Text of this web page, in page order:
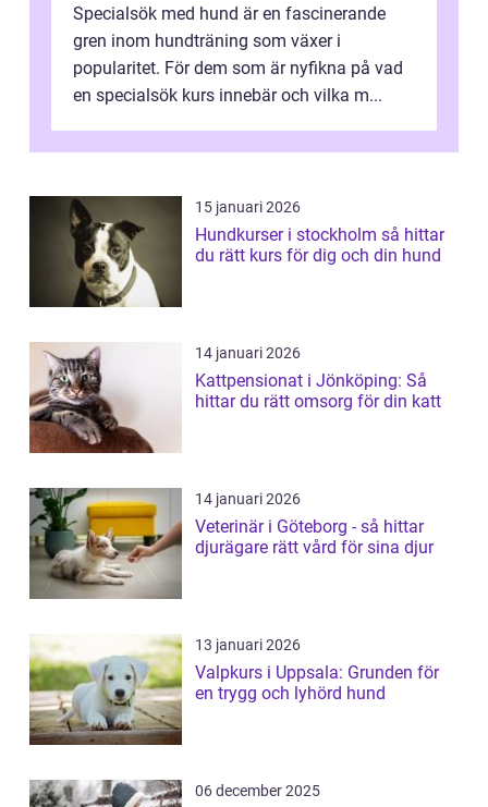
Specialsök med hund är en fascinerande
gren inom hundträning som växer i
popularitet. För dem som är nyfikna på vad
en specialsök kurs innebär och vilka m...
15 januari 2026
Hundkurser i stockholm så hittar
du rätt kurs för dig och din hund
14 januari 2026
Kattpensionat i Jönköping: Så
hittar du rätt omsorg för din katt
14 januari 2026
Veterinär i Göteborg - så hittar
djurägare rätt vård för sina djur
13 januari 2026
Valpkurs i Uppsala: Grunden för
en trygg och lyhörd hund
06 december 2025